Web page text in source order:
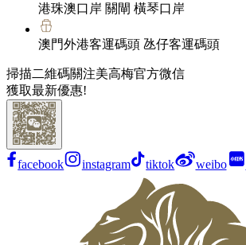
港珠澳口岸 關閘 橫琴口岸
澳門外港客運碼頭 氹仔客運碼頭
掃描二維碼關注美高梅官方微信
獲取最新優惠!
facebook instagram tiktok weibo